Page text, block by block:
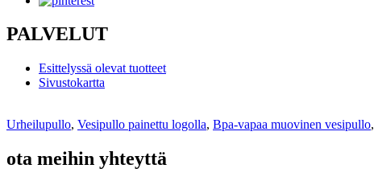
PALVELUT
Esittelyssä olevat tuotteet
Sivustokartta
Urheilupullo, Vesipullo painettu logolla, Bpa-vapaa muovinen vesipullo,
ota meihin yhteyttä